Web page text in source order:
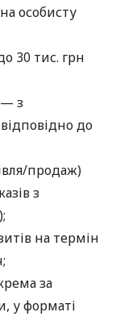
особисту
30 тис. грн
— з
до
продаж)
з
на термін
за
у форматі